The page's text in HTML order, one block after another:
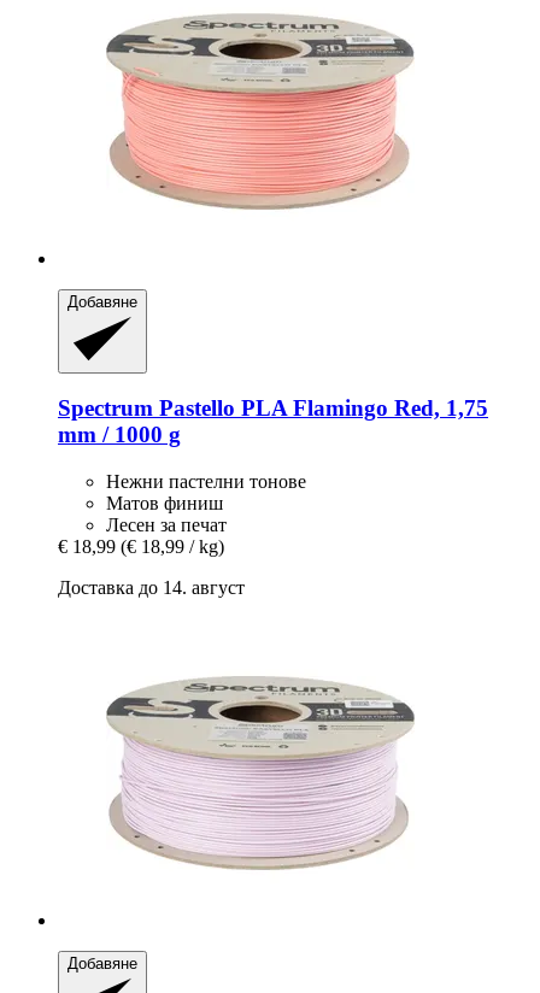
Добавяне
Spectrum Pastello PLA Flamingo Red, 1,75
mm / 1000 g
Нежни пастелни тонове
Матов финиш
Лесен за печат
€ 18,99 (€ 18,99 / kg)
Доставка до 14. август
Добавяне